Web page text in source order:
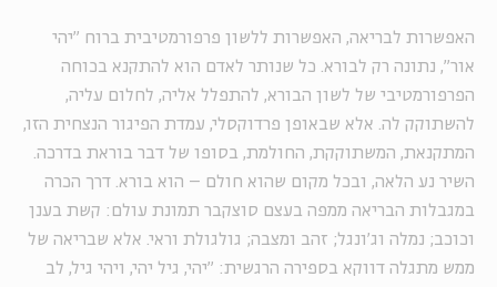
האפשרות לבריאה, האפשרות ללשון פרפורמטיבית ברוח "יהי
אור", נתונה רק לבורא. כל שנותר לאדם הוא להתקנא בכוחה
הפרפורמטיבי של לשון הבורא, להתפלל אליה, לחלום עליה,
להשתוקק לה. אלא שבאופן פרדוקסלי, עמדת הפיגור הנצחית הזו,
המתקנאת, המשתוקקת, החולמת, בסופו של דבר בוראת בדרכה.
השיר נע הלאה, ובכל מקום שהוא חולם – הוא בורא. דרך הכרה
במגבלות הבריאה ממפה בעצם סוצקבר תמונת עולם: קשת בענן
וכוכב; נמלה וג'ונגל; זהב ומצבה; גולגולת וראי. אלא שבריאה של
ממש מתגלה דווקא בספירה הרגשית: "יהי, גיל יהי, ויהי גיל, לב